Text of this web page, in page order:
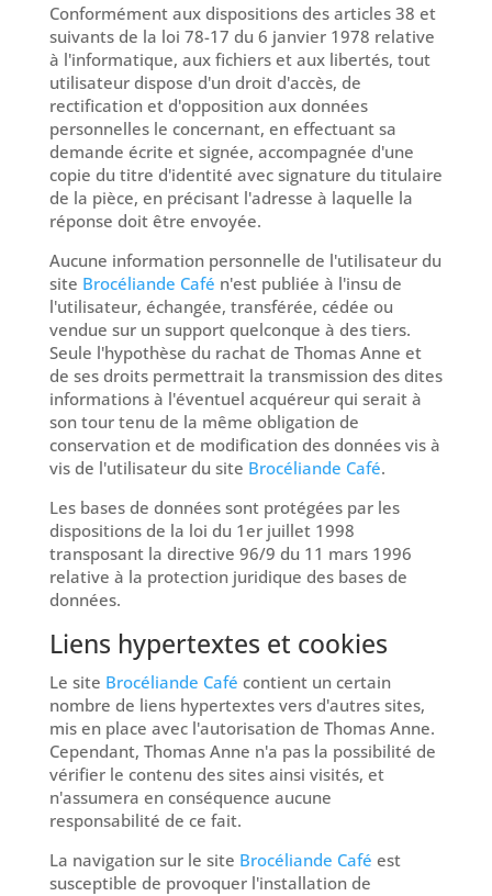
Conformément aux dispositions des articles 38 et
suivants de la loi 78-17 du 6 janvier 1978 relative
à l'informatique, aux fichiers et aux libertés, tout
utilisateur dispose d'un droit d'accès, de
rectification et d'opposition aux données
personnelles le concernant, en effectuant sa
demande écrite et signée, accompagnée d'une
copie du titre d'identité avec signature du titulaire
de la pièce, en précisant l'adresse à laquelle la
réponse doit être envoyée.
Aucune information personnelle de l'utilisateur du
site Brocéliande Café n'est publiée à l'insu de
l'utilisateur, échangée, transférée, cédée ou
vendue sur un support quelconque à des tiers.
Seule l'hypothèse du rachat de Thomas Anne et
de ses droits permettrait la transmission des dites
informations à l'éventuel acquéreur qui serait à
son tour tenu de la même obligation de
conservation et de modification des données vis à
vis de l'utilisateur du site Brocéliande Café.
Les bases de données sont protégées par les
dispositions de la loi du 1er juillet 1998
transposant la directive 96/9 du 11 mars 1996
relative à la protection juridique des bases de
données.
Liens hypertextes et cookies
Le site Brocéliande Café contient un certain
nombre de liens hypertextes vers d'autres sites,
mis en place avec l'autorisation de Thomas Anne.
Cependant, Thomas Anne n'a pas la possibilité de
vérifier le contenu des sites ainsi visités, et
n'assumera en conséquence aucune
responsabilité de ce fait.
La navigation sur le site Brocéliande Café est
susceptible de provoquer l'installation de